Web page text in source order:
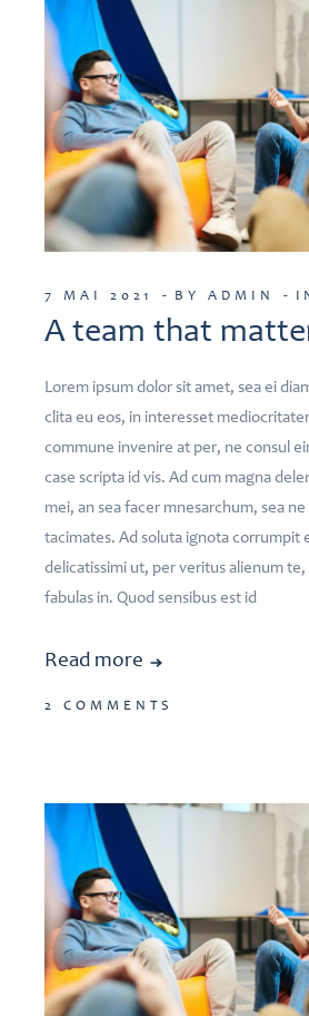
7 MAI 2021 BY ADMIN
A team that
Lorem ipsum dolor sit amet, sea ei
clita eu eos, in interesset
commune invenire at per, ne consul
case scripta id vis. Ad cum magna
mei, an sea facer mnesarchum, sea
tacimates. Ad soluta ignota corrumpit
delicatissimi ut, per veritus alienum
fabulas in. Quod sensibus est id
Read more
2 COMMENTS